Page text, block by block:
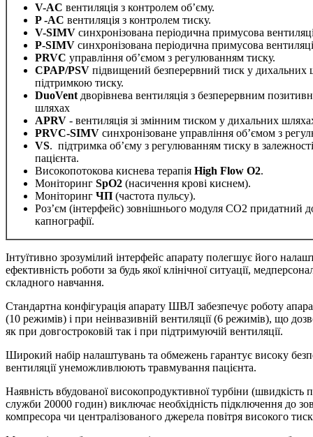
V-AC вентиляція з контролем об’єму.
P-AC вентиляція з контролем тиску.
V-SIMV синхронізована періодична примусова
P-SIMV синхронізована періодична примусова
PRVC управління об’ємом з регулюванням тиску.
CPAP/PSV підвищений безперервний тиск у дихальних
підтримкою тиску.
DuoVent дворівнева вентиляція з безперервним
шляхах
APRV - вентиляція зі змінним тиском у дихальних
PRVC-SIMV синхронізоване управління об’ємом з
VS. підтримка об’єму з регулюванням тиску в
пацієнта.
Високопотокова киснева терапія High Flow O2.
Моніторинг SpO2 (насичення крові киснем).
Моніторинг ЧП (частота пульсу).
Роз’єм (інтерфейс) зовнішнього модуля СО2 придатний
капнографії.
Інтуїтивно зрозумілий інтерфейс апарату полегшує його
ефективність роботи за будь якої клінічної ситуації,
складного навчання.
Стандартна конфігурація апарату ШВЛ забезпечує роботу
(10 режимів) і при неінвазивній вентиляції (6 режимів), що
як при довгостроковій так і при підтримуючій вентиляції.
Широкий набір налаштувань та обмежень гарантує високу
вентиляції унеможливлюють травмування пацієнта.
Наявність вбудованої високопродуктивної турбіни (швидкість
служби 20000 годин) виключає необхідність підключення до
компресора чи централізованого джерела повітря високого